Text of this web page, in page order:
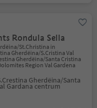
Rondula Sella
St.Christina in
Gherdëina/S.Cristina Val
Gherdëina/Santa Cristina
Region Val Gardena
Gherdëina/Santa
Gardana centrum